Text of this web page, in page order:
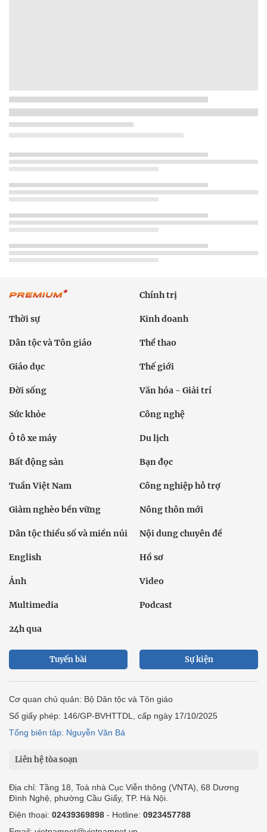
Chính trị
Thời sự Kinh doanh
Dân tộc và Tôn giáo Thể thao
Giáo dục Thế giới
Đời sống Văn hóa - Giải trí
Sức khỏe Công nghệ
Ô tô xe máy Du lịch
Bất động sản Bạn đọc
Tuần Việt Nam Công nghiệp hỗ trợ
Giảm nghèo bền vững Nông thôn mới
Dân tộc thiểu số và miền núi Nội dung chuyên đề
English Hồ sơ
Ảnh Video
Multimedia Podcast
24h qua
Tuyến bài Sự kiện
Cơ quan chủ quản: Bộ Dân tộc và Tôn giáo
Số giấy phép: 146/GP-BVHTTDL, cấp ngày 17/10/2025
Tổng biên tập: Nguyễn Văn Bá
Liên hệ tòa soạn
Địa chỉ: Tầng 18, Toà nhà Cục Viễn thông (VNTA), 68 Dương
Đình Nghệ, phường Cầu Giấy, TP. Hà Nội.
Điện thoại: 02439369898 - Hotline: 0923457788